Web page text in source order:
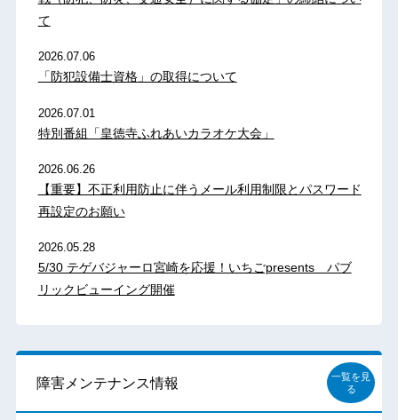
て
2026.07.06
「防犯設備士資格」の取得について
2026.07.01
特別番組「皇徳寺ふれあいカラオケ大会」
2026.06.26
【重要】不正利用防止に伴うメール利用制限とパスワード
再設定のお願い
2026.05.28
5/30 テゲバジャーロ宮崎を応援！いちごpresents パブ
リックビューイング開催
障害メンテナンス情報
一覧を見
る